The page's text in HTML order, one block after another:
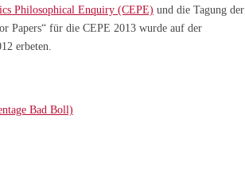
Philosophical Enquiry (CEPE) und die Tagung der
Papers“ für die CEPE 2013 wurde auf der
erbeten.
Bad Boll)